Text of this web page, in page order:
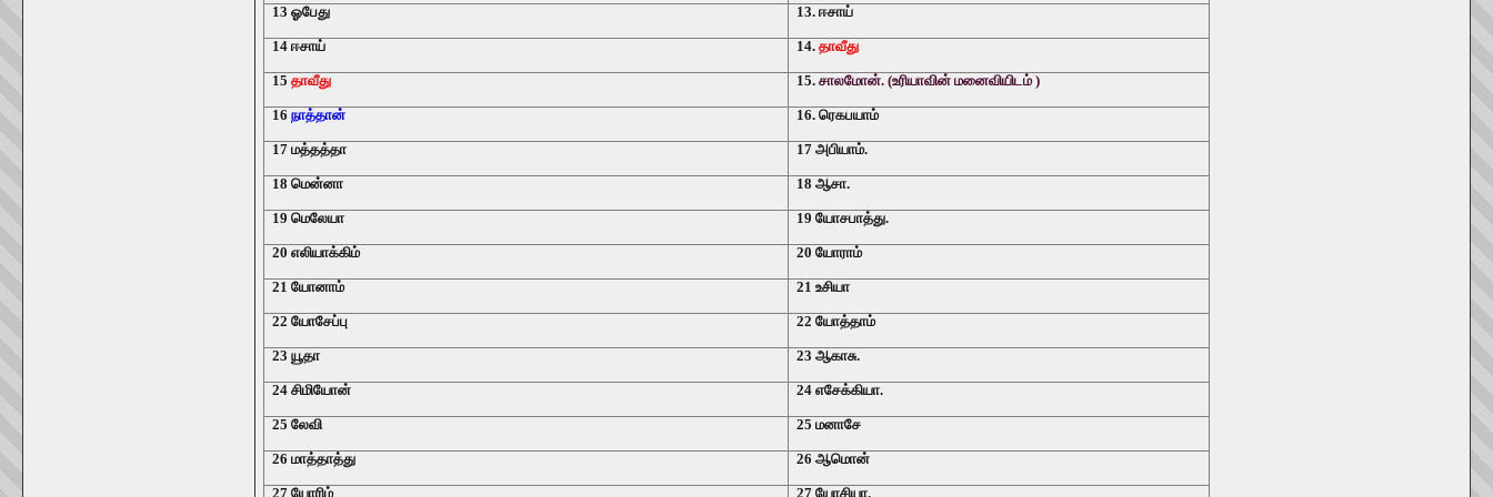
13 ஓபேது 13. ஈசாய்
14 ஈசாய் 14.தாவீது
15தாவீது 15. சாலமோன். (உரியாவின் மனைவியிடம் )
16நாத்தான் 16. ரெகபயாம்
17 மத்தத்தா 17 அபியாம்.
18 மென்னா 18 ஆசா.
19 மெலேயா 19 யோசபாத்து.
20 எலியாக்கிம் 20 யோராம்
21 யோனாம் 21 உசியா
22 யோசேப்பு 22 யோத்தாம்
23 யூதா 23 ஆகாசு.
24 சிமியோன் 24 எசேக்கியா.
25 லேவி 25 மனாசே
26 மாத்தாத்து 26 ஆமொன்
27 யோரிம் 27 யோசியா.